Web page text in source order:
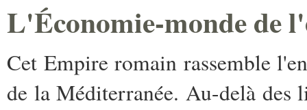
L'Économie-monde de
Cet Empire romain rassemble
de la Méditerranée. Au-delà